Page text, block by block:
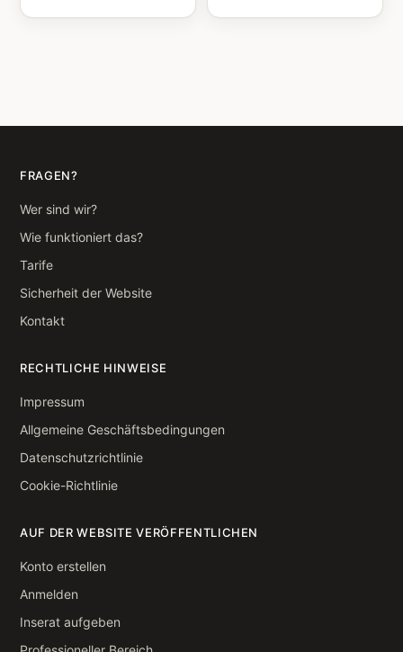
FRAGEN?
Wer sind wir?
Wie funktioniert das?
Tarife
Sicherheit der Website
Kontakt
RECHTLICHE HINWEISE
Impressum
Allgemeine Geschäftsbedingungen
Datenschutzrichtlinie
Cookie-Richtlinie
AUF DER WEBSITE VERÖFFENTLICHEN
Konto erstellen
Anmelden
Inserat aufgeben